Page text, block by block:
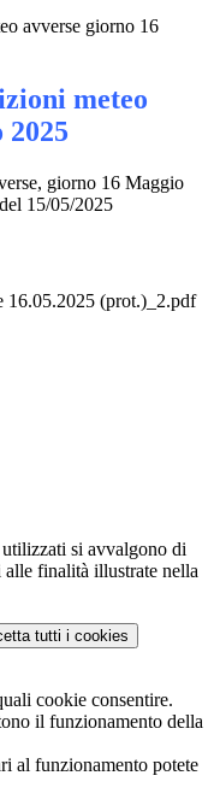
avverse giorno 16
meteo
2025
giorno 16 Maggio
15/05/2025
16.05.2025 (prot.)_2.pdf
si avvalgono di
finalità illustrate nella
tutti i cookies
cookie consentire.
il funzionamento della
al funzionamento potete